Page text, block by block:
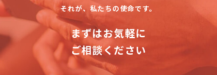
それが、私たちの使命です。
まずはお気軽に
ご相談ください